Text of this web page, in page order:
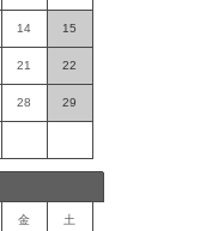
14 15
21 22
28 29
金 土